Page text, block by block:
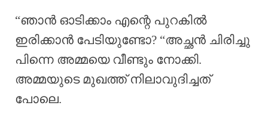
“ഞാൻ ഓടിക്കാം എന്റെ പുറകിൽ
ഇരിക്കാൻ പേടിയുണ്ടോ? “അച്ഛൻ ചിരിച്ചു
പിന്നെ അമ്മയെ വീണ്ടും നോക്കി.
അമ്മയുടെ മുഖത്ത് നിലാവുദിച്ചത്
പോലെ.